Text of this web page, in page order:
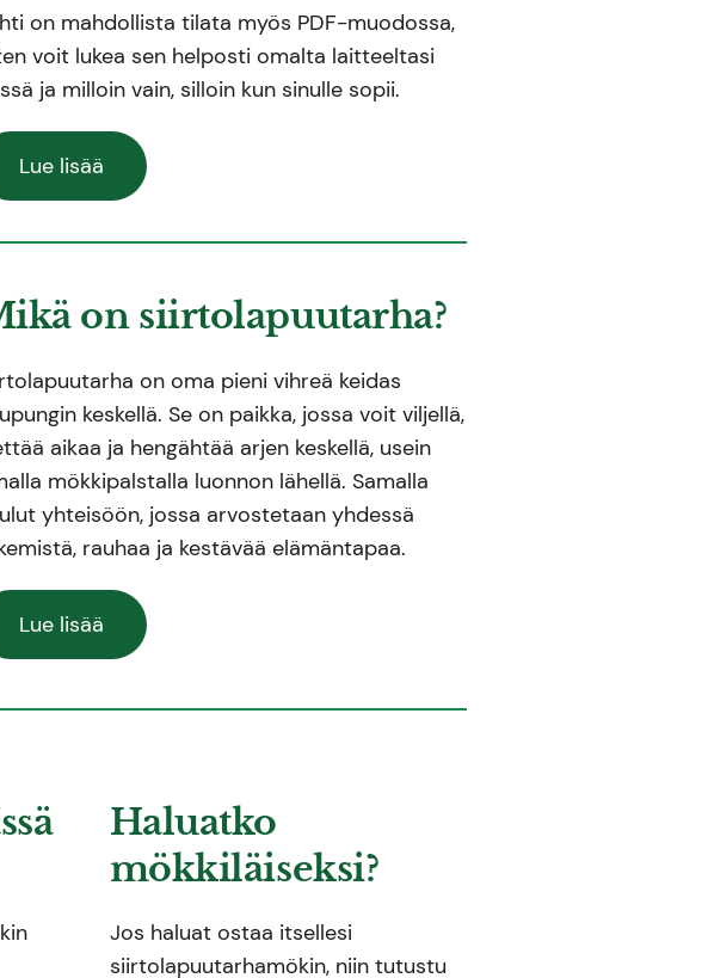
on mahdollista tilata myös PDF-muodossa,
voit lukea sen helposti omalta laitteeltasi
ja milloin vain, silloin kun sinulle sopii.
Lue lisää
on siirtolapuutarha?
on oma pieni vihreä keidas
keskellä. Se on paikka, jossa voit viljellä,
aikaa ja hengähtää arjen keskellä, usein
mökkipalstalla luonnon lähellä. Samalla
yhteisöön, jossa arvostetaan yhdessä
rauhaa ja kestävää elämäntapaa.
Lue lisää
Haluatko
mökkiläiseksi?
Jos haluat ostaa itsellesi
siirtolapuutarhamökin, niin tutustu